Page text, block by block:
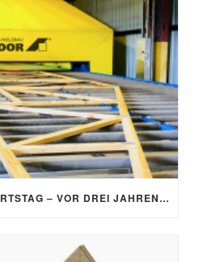
EIN AUGE FEIERT GEBURTSTAG – VOR DREI JAHREN FIEL DER STARTSCHUSS FÜR DIE AUTOEYE-ANLAGE